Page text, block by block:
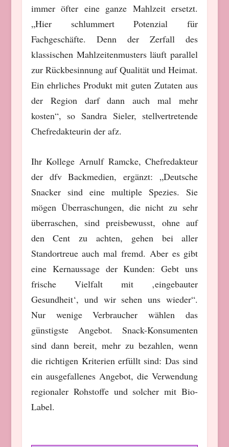
immer öfter eine ganze Mahlzeit ersetzt.
„Hier schlummert Potenzial für
Fachgeschäfte. Denn der Zerfall des
klassischen Mahlzeitenmusters läuft parallel
zur Rückbesinnung auf Qualität und Heimat.
Ein ehrliches Produkt mit guten Zutaten aus
der Region darf dann auch mal mehr
kosten“, so Sandra Sieler, stellvertretende
Chefredakteurin der afz.
Ihr Kollege Arnulf Ramcke, Chefredakteur
der dfv Backmedien, ergänzt: „Deutsche
Snacker sind eine multiple Spezies. Sie
mögen Überraschungen, die nicht zu sehr
überraschen, sind preisbewusst, ohne auf
den Cent zu achten, gehen bei aller
Standortreue auch mal fremd. Aber es gibt
eine Kernaussage der Kunden: Gebt uns
frische Vielfalt mit ‚eingebauter
Gesundheit‘, und wir sehen uns wieder“.
Nur wenige Verbraucher wählen das
günstigste Angebot. Snack-Konsumenten
sind dann bereit, mehr zu bezahlen, wenn
die richtigen Kriterien erfüllt sind: Das sind
ein ausgefallenes Angebot, die Verwendung
regionaler Rohstoffe und solcher mit Bio-
Label.